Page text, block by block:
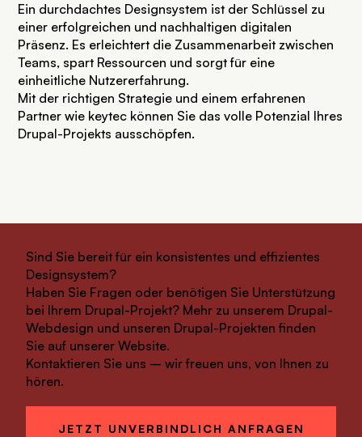
Ein durchdachtes Designsystem ist der Schlüssel zu
einer erfolgreichen und nachhaltigen digitalen
Präsenz. Es erleichtert die Zusammenarbeit zwischen
Teams, spart Ressourcen und sorgt für eine
einheitliche Nutzererfahrung.
Mit der richtigen Strategie und einem erfahrenen
Partner wie keytec können Sie das volle Potenzial Ihres
Drupal-Projekts ausschöpfen.
Sind Sie bereit für ein konsistentes und effizientes
Designsystem?
Haben Sie Fragen oder benötigen Sie Unterstützung
bei Ihrem Drupal-Projekt? Mehr zu unserem Drupal-
Webdesign und unseren Drupal-Projekten finden
Sie auf unserer Website.
Kontaktieren Sie uns – wir freuen uns, von Ihnen zu
hören.
JETZT UNVERBINDLICH ANFRAGEN